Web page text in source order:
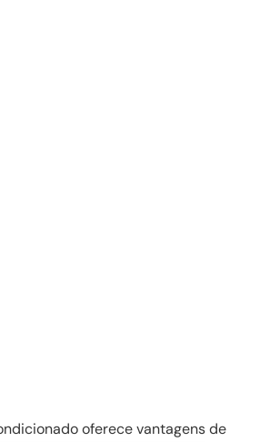
oferece vantagens de